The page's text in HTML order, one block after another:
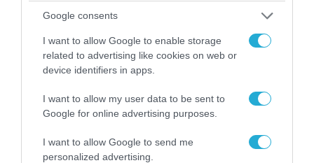
Google consents
I want to allow Google to enable storage
related to advertising like cookies on web or
device identifiers in apps.
I want to allow my user data to be sent to
Google for online advertising purposes.
I want to allow Google to send me
personalized advertising.
«Η απόλυτη τραγωδία»: Η «αιχμηρή» ανάρτηση
του Αρκά για τα τατουάζ (φωτο)